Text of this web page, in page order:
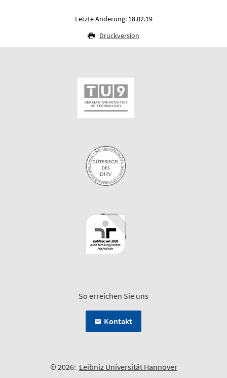
Letzte Änderung: 18.02.19
Druckversion
So erreichen Sie uns
Kontakt
© 2026: Leibniz Universität Hannover